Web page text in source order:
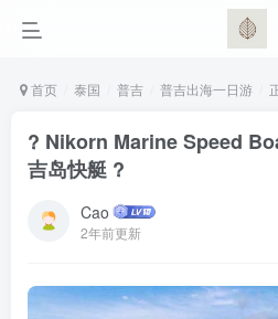
首页 泰国 普吉 普吉出海一日游
? Nikorn Marine Speed
吉岛快艇 ?
Cao
2年前更新